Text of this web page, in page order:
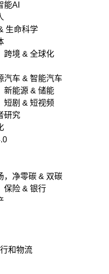
AI
命科学
& 全球化
& 智能汽车
源 & 储能
& 短视频
究
零碳 & 双碳
& 银行
和物流